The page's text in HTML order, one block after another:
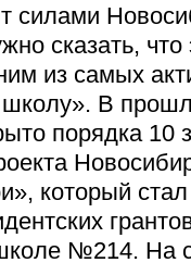
силами
сказать, что
из самых
В
порядка 10
который
№214. На